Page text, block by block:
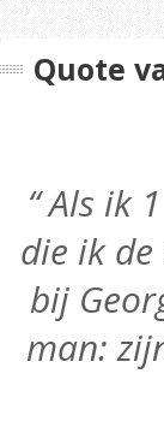
Quote
“ Als ik
die ik
bij
man: